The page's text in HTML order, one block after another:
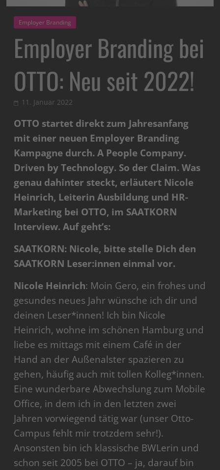
Employer Branding
Employer Branding bei
OTTO: Neu seit 2022!
11. Januar 2022
OTTO startet direkt zum Jahresanfang
mit einer neuen Employer Branding
Kampagne durch. A People Company.
Driven by Technology. So der Claim. Was
genau dahinter steckt, erläutert Nicole
Heinrich, Leiterin Ausbildung und HR-
Marketing bei OTTO, im SAATKORN
Interview. Auf geht’s:
SAATKORN: Nicole, bitte stelle Dich den
SAATKORN Leser:innen einmal vor.
Nicole Heinrich: Moin Gero, ein frohes und
gesundes neues Jahr wünsche ich dir und
deinen Leser*innen! Ich bin Nicole
Heinrich, wohne im schönen Hamburg und
liebe es mittags mit einem Café in der
Hand an der Außenalster spazieren zu
gehen, häufig auch mit tollen Kolleg*innen.
Eine wunderbare Abwechslung zum Mobile
Office, in dem ich in den letzten zwei
Jahren vorwiegend tätig war (unser Otto-
Campus fehlt mir trotzdem sehr!).
Ansonsten bin ich klassische BWLerin und
schon seit 2005 bei OTTO – ja, darauf bin